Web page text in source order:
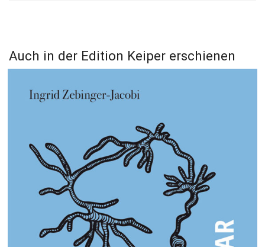
Auch in der Edition Keiper erschienen